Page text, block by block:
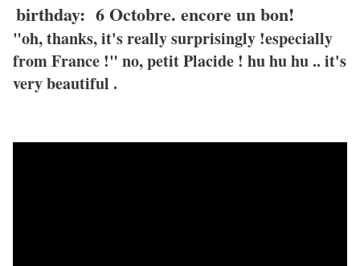
birthday: 6 Octobre. encore un bon!
"oh, thanks, it's really surprisingly !especially
from France !" no, petit Placide ! hu hu hu .. it's
very beautiful .